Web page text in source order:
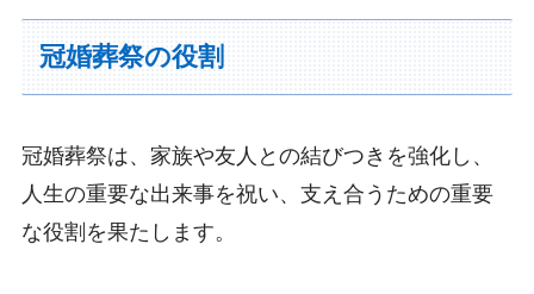
冠婚葬祭の役割
冠婚葬祭は、家族や友人との結びつきを強化し、
人生の重要な出来事を祝い、支え合うための重要
な役割を果たします。